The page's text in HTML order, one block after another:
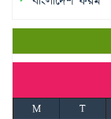
M
T